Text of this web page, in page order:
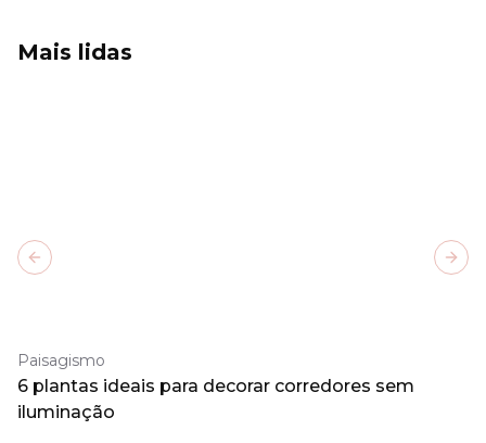
Mais lidas
Paisagismo
6 plantas ideais para decorar corredores sem
iluminação
Previous slide